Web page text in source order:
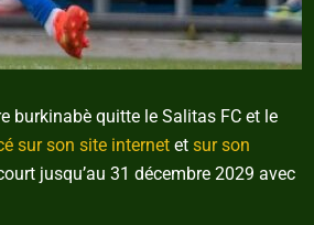
burkinabè quitte le Salitas FC et le
sur son site internet et sur son
jusqu’au 31 décembre 2029 avec